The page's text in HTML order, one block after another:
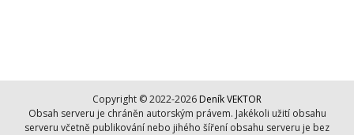
Copyright © 2022-2026 Deník VEKTOR
Obsah serveru je chráněn autorským právem. Jakékoli užití obsahu
serveru včetně publikování nebo jihého šíření obsahu serveru je bez